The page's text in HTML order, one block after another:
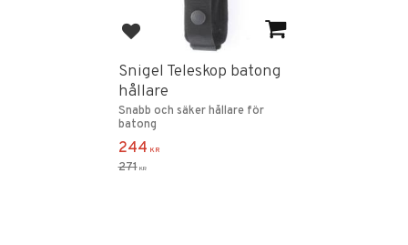
Add to favorites
Snigel Teleskop batong
hållare
Snabb och säker hållare för
batong
244 KR
271KR